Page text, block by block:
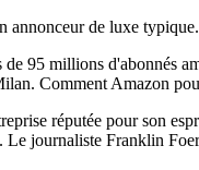
annonceur de luxe
de 95 millions d'abonnés
Comment Amazon
réputée pour son
Le journaliste Franklin